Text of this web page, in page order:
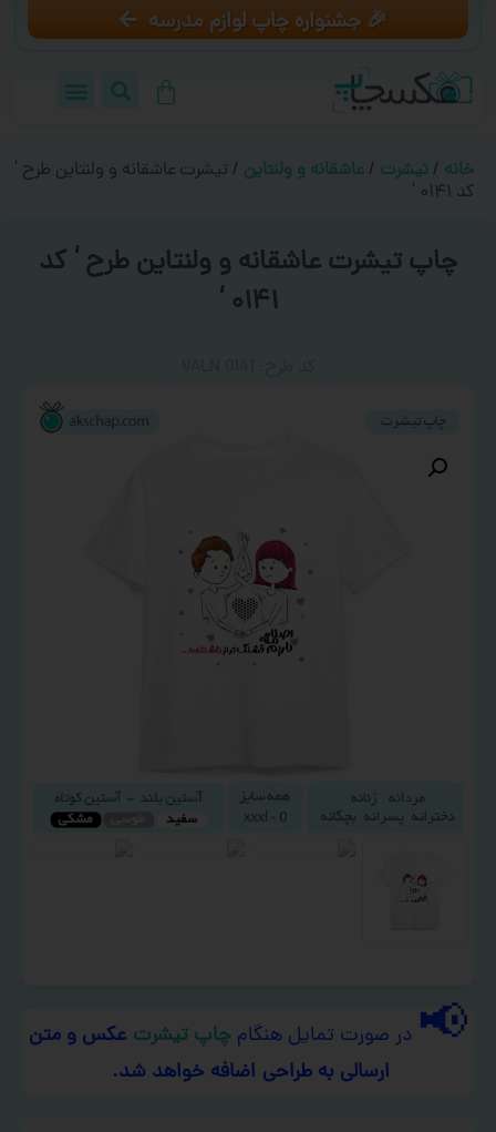
🎉 جشنواره چاپ لوازم مدرسه
خانه / تیشرت / عاشقانه و ولنتاین / تیشرت عاشقانه و ولنتاین طرح ‘
کد ۰۱۴۱ ‘
چاپ تیشرت عاشقانه و ولنتاین طرح ‘ کد
۰۱۴۱ ‘
📢 در صورت تمایل هنگام چاپ تیشرت عکس و متن
ارسالی به طراحی اضافه خواهد شد.